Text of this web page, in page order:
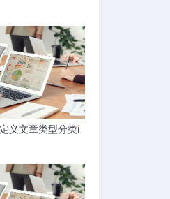
义文章类型分类i